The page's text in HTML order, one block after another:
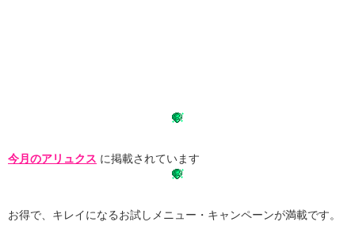
今月のアリュクス に掲載されています
お得で、キレイになるお試しメニュー・キャンペーンが満載です。